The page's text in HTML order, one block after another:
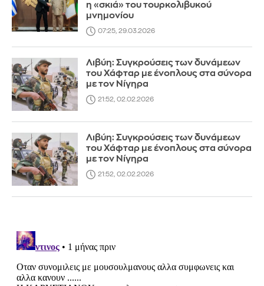
η «σκιά» του τουρκολιβυκού
μνημονίου
07:25, 29.03.2026
Λιβύη: Συγκρούσεις των δυνάμεων
του Χάφταρ με ένοπλους στα σύνορα
με τον Νίγηρα
21:52, 02.02.2026
Λιβύη: Συγκρούσεις των δυνάμεων
του Χάφταρ με ένοπλους στα σύνορα
με τον Νίγηρα
21:52, 02.02.2026